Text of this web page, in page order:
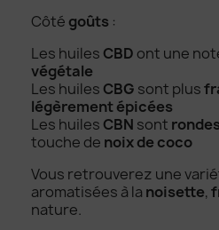
Côté goûts :
Les huiles CBD ont une
végétale
Les huiles CBG sont plus
légèrement épicées
Les huiles CBN sont
touche de noix de coco
Vous retrouverez une
aromatisées à la noisette,
nature.